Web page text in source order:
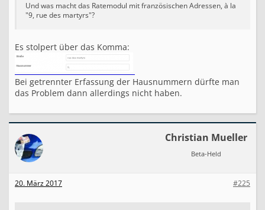
Und was macht das Ratemodul mit französischen Adressen, à la
"9, rue des martyrs"?
Es stolpert über das Komma:
Bei getrennter Erfassung der Hausnummern dürfte man
das Problem dann allerdings nicht haben.
Christian Mueller
Beta-Held
#225
20. März 2017